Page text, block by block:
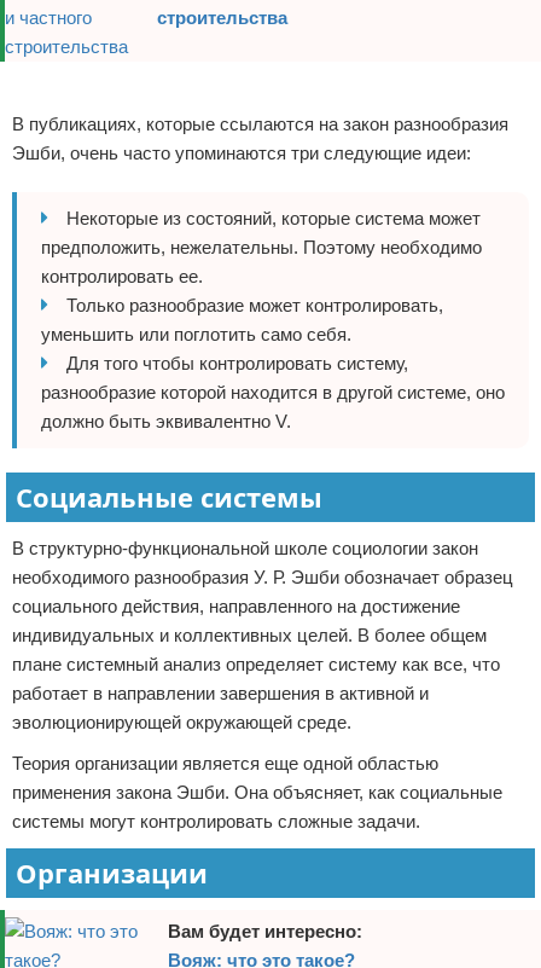
строительства
В публикациях, которые ссылаются на закон разнообразия
Эшби, очень часто упоминаются три следующие идеи:
Некоторые из состояний, которые система может
предположить, нежелательны. Поэтому необходимо
контролировать ее.
Только разнообразие может контролировать,
уменьшить или поглотить само себя.
Для того чтобы контролировать систему,
разнообразие которой находится в другой системе, оно
должно быть эквивалентно V.
Социальные системы
В структурно-функциональной школе социологии закон
необходимого разнообразия У. Р. Эшби обозначает образец
социального действия, направленного на достижение
индивидуальных и коллективных целей. В более общем
плане системный анализ определяет систему как все, что
работает в направлении завершения в активной и
эволюционирующей окружающей среде.
Теория организации является еще одной областью
применения закона Эшби. Она объясняет, как социальные
системы могут контролировать сложные задачи.
Организации
Вам будет интересно:
Вояж: что это такое?